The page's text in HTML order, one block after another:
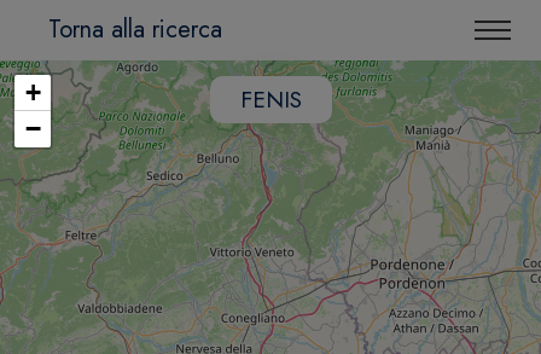
Torna alla ricerca
FENIS
+
−